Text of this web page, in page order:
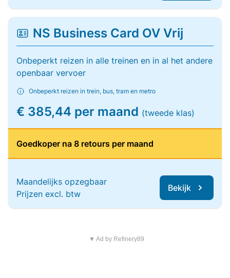
NS Business Card OV Vrij
Onbeperkt reizen in alle treinen en in al het andere
openbaar vervoer
Onbeperkt reizen in trein, bus, tram en metro
€ 385,44 per maand (tweede klas)
Goedkoper na 8 retours per maand
Maandelijks opzegbaar
Prijzen excl. btw
Bekijk
▼ Ad by Refinery89